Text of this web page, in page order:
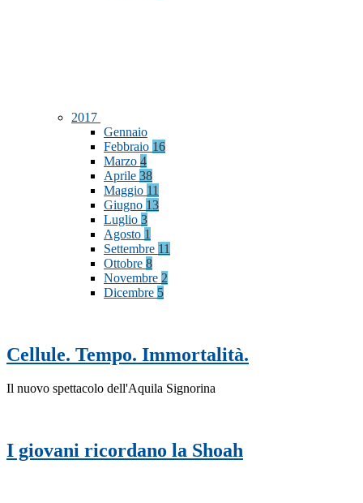
2017
Gennaio
Febbraio 16
Marzo 4
Aprile 38
Maggio 11
Giugno 13
Luglio 3
Agosto 1
Settembre 11
Ottobre 8
Novembre 2
Dicembre 5
Cellule. Tempo. Immortalità.
Il nuovo spettacolo dell'Aquila Signorina
I giovani ricordano la Shoah